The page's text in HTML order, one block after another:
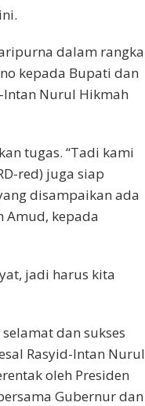
dalam rangka
kepada Bupati dan
Intan Nurul Hikmah
tugas. “Tadi kami
red) juga siap
disampaikan ada
Amud, kepada
jadi harus kita
dan sukses
Rasyid-Intan Nurul
oleh Presiden
Gubernur dan